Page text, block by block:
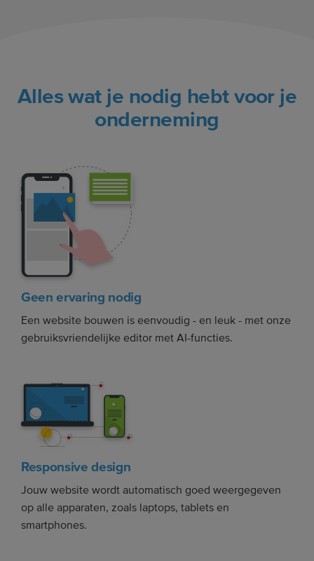
Alles wat je nodig hebt voor je
onderneming
Geen ervaring nodig
Een website bouwen is eenvoudig - en leuk - met onze
gebruiksvriendelijke editor met AI-functies.
Responsive design
Jouw website wordt automatisch goed weergegeven
op alle apparaten, zoals laptops, tablets en
smartphones.